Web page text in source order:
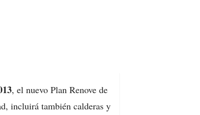
, el nuevo Plan Renove de
incluirá también calderas y